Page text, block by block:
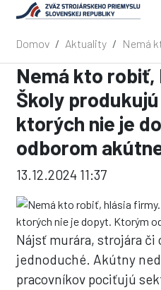
Domov Aktuality Nemá
Nemá kto robiť,
Školy
ktorých nie je
odborom
13.12.2024 11:37
Nájsť murára, strojára či
jednoduché. Akútny
pracovníkov pociťujú